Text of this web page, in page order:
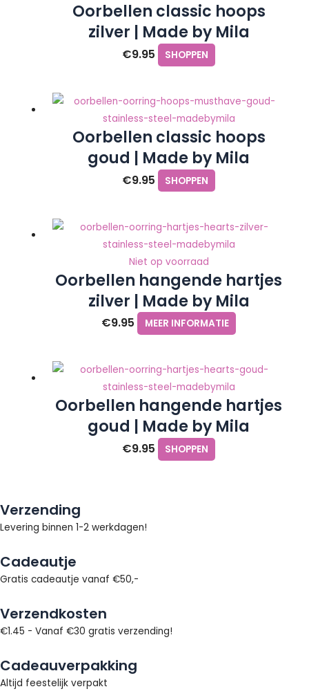
Oorbellen classic hoops
zilver | Made by Mila
€9.95 SHOPPEN
Oorbellen classic hoops
goud | Made by Mila
€9.95 SHOPPEN
Niet op voorraad
Oorbellen hangende hartjes
zilver | Made by Mila
€9.95 MEER INFORMATIE
Oorbellen hangende hartjes
goud | Made by Mila
€9.95 SHOPPEN
Verzending
Levering binnen 1-2 werkdagen!
Cadeautje
Gratis cadeautje vanaf €50,-
Verzendkosten
€1.45 - Vanaf €30 gratis verzending!
Cadeauverpakking
Altijd feestelijk verpakt